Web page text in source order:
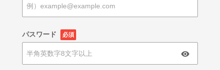
パスワード 必須